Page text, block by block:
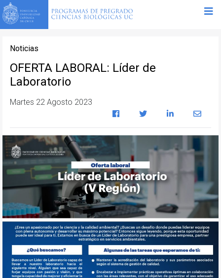
Noticias
OFERTA LABORAL: Líder de
Laboratorio
Martes 22 Agosto 2023